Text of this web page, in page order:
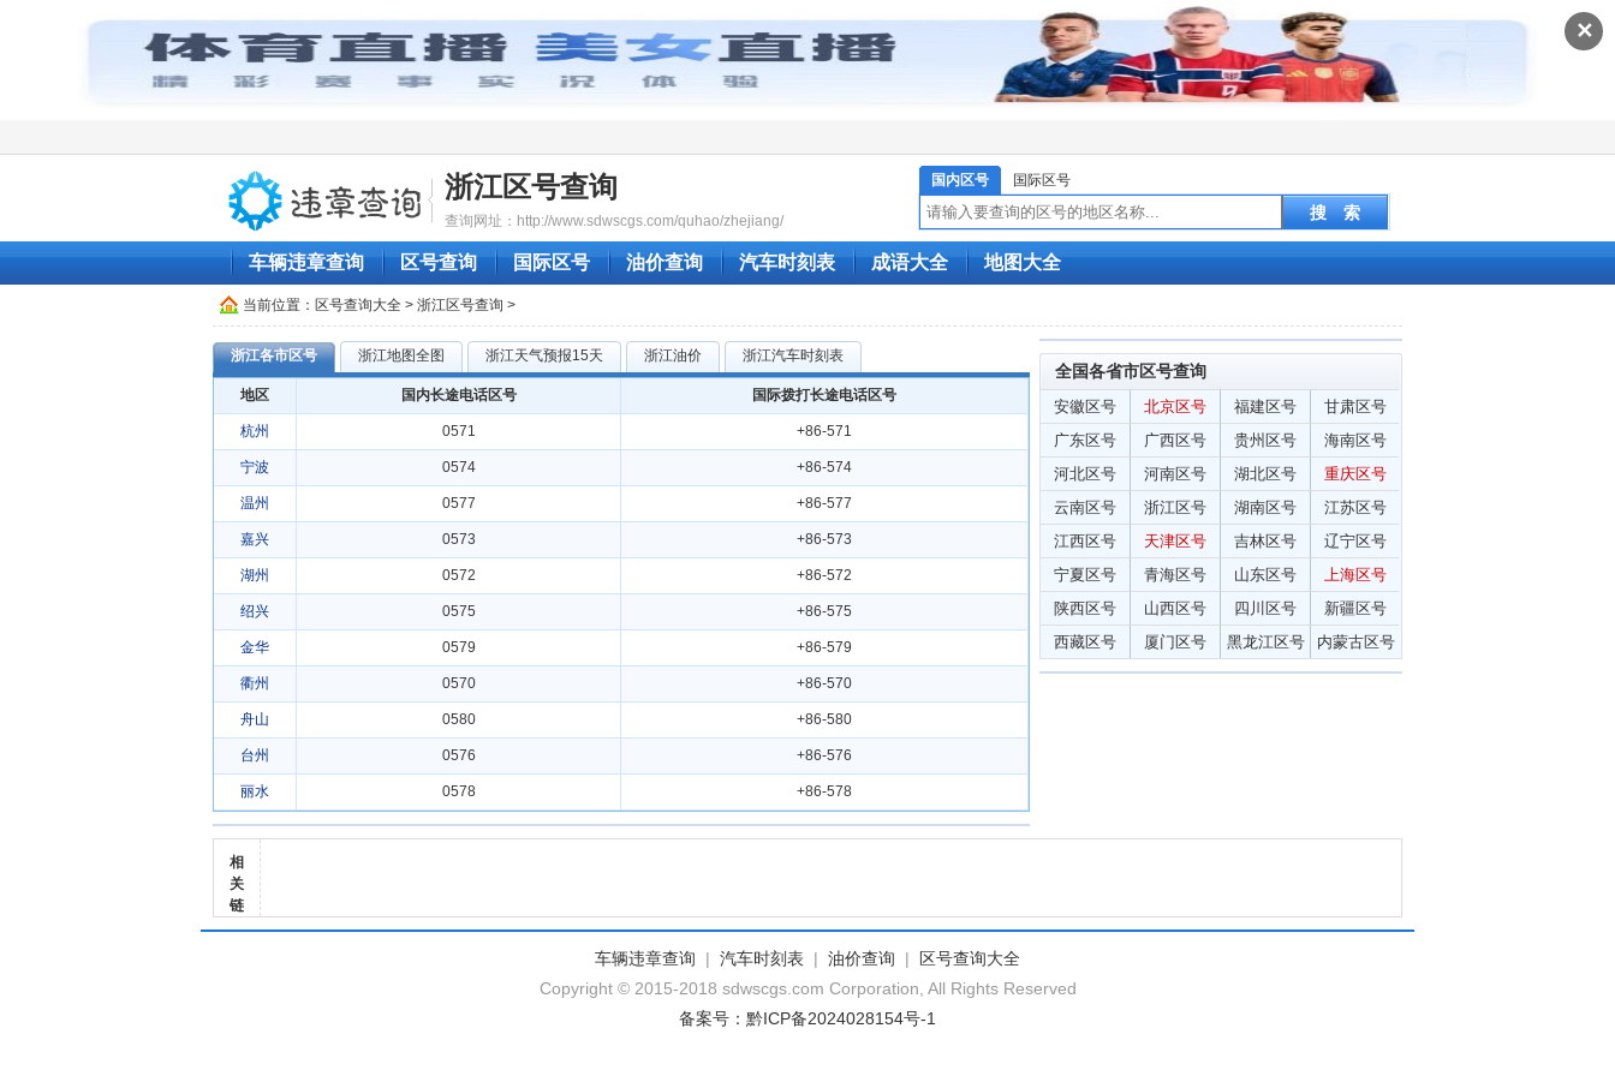
✕
浙江区号查询
查询网址：http://www.sdwscgs.com/quhao/zhejiang/
国内区号 国际区号
车辆违章查询 区号查询 国际区号 油价查询 汽车时刻表 成语大全 地图大全
当前位置： 区号查询大全 > 浙江区号查询 >
浙江各市区号 浙江地图全图 浙江天气预报15天 浙江油价 浙江汽车时刻表
地区 国内长途电话区号 国际拨打长途电话区号
杭州 0571 +86-571
宁波 0574 +86-574
温州 0577 +86-577
嘉兴 0573 +86-573
湖州 0572 +86-572
绍兴 0575 +86-575
金华 0579 +86-579
衢州 0570 +86-570
舟山 0580 +86-580
台州 0576 +86-576
丽水 0578 +86-578
全国各省市区号查询
安徽区号 北京区号 福建区号
甘肃区号
广东区号
广西区号 贵州区号
海南区号
河北区号
河南区号 湖北区号
重庆区号
云南区号
浙江区号 湖南区号
江苏区号
江西区号
天津区号 吉林区号
辽宁区号
宁夏区号
青海区号 山东区号
上海区号
陕西区号
山西区号 四川区号
新疆区号
西藏区号
厦门区号 黑龙江区号 内蒙古区号
相
关
链
车辆违章查询 | 汽车时刻表 | 油价查询 |
区号查询大全
Copyright © 2015-2018 sdwscgs.com Corporation, All Rights Reserved
备案号：黔ICP备2024028154号-1